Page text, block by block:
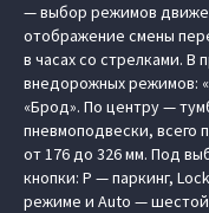
— выбор режимов
отображение смены
в часах со стрелками. В
внедорожных режимов:
«Брод». По центру —
пневмоподвески, всего
от 176 до 326 мм. Под
кнопки: P — паркинг,
режиме и Auto —